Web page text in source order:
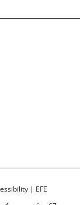
| ΕΓΕ